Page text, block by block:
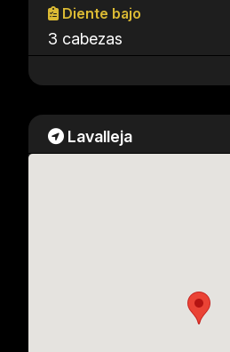
Diente bajo
3 cabezas
Lavalleja